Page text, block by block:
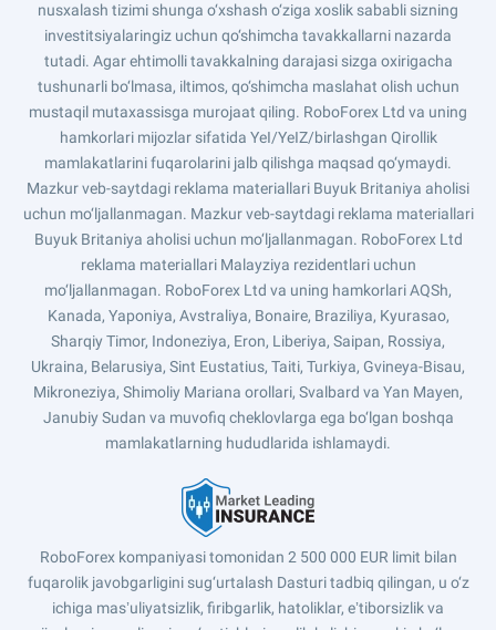
nusxalash tizimi shunga o‘xshash o‘ziga xoslik sababli sizning
investitsiyalaringiz uchun qo‘shimcha tavakkallarni nazarda
tutadi. Agar ehtimolli tavakkalning darajasi sizga oxirigacha
tushunarli bo‘lmasa, iltimos, qo‘shimcha maslahat olish uchun
mustaqil mutaxassisga murojaat qiling. RoboForex Ltd va uning
hamkorlari mijozlar sifatida YeI/YeIZ/birlashgan Qirollik
mamlakatlarini fuqarolarini jalb qilishga maqsad qo‘ymaydi.
Mazkur veb-saytdagi reklama materiallari Buyuk Britaniya aholisi
uchun mo‘ljallanmagan. Mazkur veb-saytdagi reklama materiallari
Buyuk Britaniya aholisi uchun mo‘ljallanmagan. RoboForex Ltd
reklama materiallari Malayziya rezidentlari uchun
mo‘ljallanmagan. RoboForex Ltd va uning hamkorlari AQSh,
Kanada, Yaponiya, Avstraliya, Bonaire, Braziliya, Kyurasao,
Sharqiy Timor, Indoneziya, Eron, Liberiya, Saipan, Rossiya,
Ukraina, Belarusiya, Sint Eustatius, Taiti, Turkiya, Gvineya-Bisau,
Mikroneziya, Shimoliy Mariana orollari, Svalbard va Yan Mayen,
Janubiy Sudan va muvofiq cheklovlarga ega bo‘lgan boshqa
mamlakatlarning hududlarida ishlamaydi.
RoboForex kompaniyasi tomonidan 2 500 000 EUR limit bilan
fuqarolik javobgarligini sug‘urtalash Dasturi tadbiq qilingan, u o‘z
ichiga masʼuliyatsizlik, firibgarlik, hatoliklar, eʼtiborsizlik va